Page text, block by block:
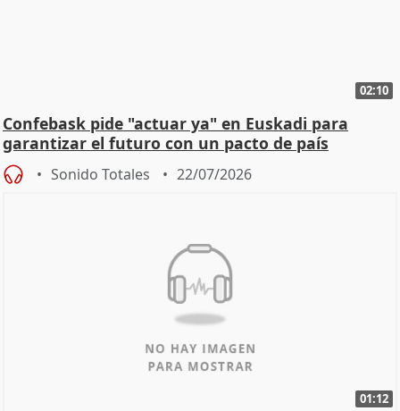
02:10
Confebask pide "actuar ya" en Euskadi para
garantizar el futuro con un pacto de país
Sonido Totales 22/07/2026
01:12